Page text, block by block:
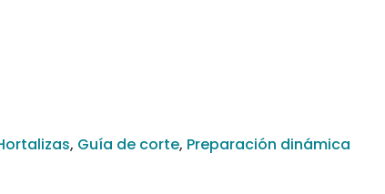
, Guía de corte, Preparación dinámica